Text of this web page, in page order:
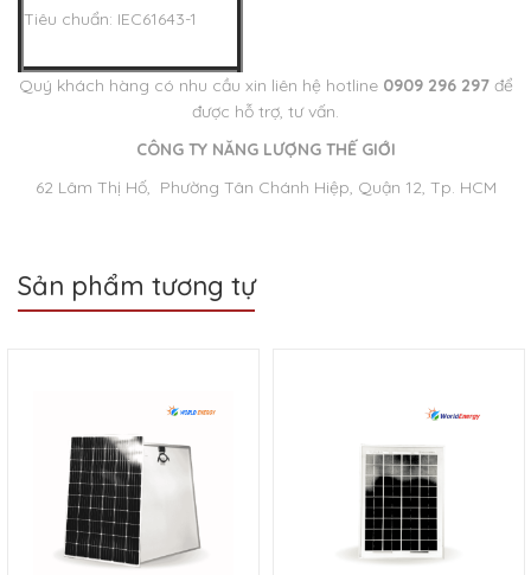
Tiêu chuẩn: IEC61643-1
Quý khách hàng có nhu cầu xin liên hệ hotline0909 296 297để
được hỗ trợ, tư vấn.
CÔNG TY NĂNG LƯỢNG THẾ GIỚI
62 Lâm Thị Hố, Phường Tân Chánh Hiệp, Quận 12, Tp. HCM
Sản phẩm tương tự